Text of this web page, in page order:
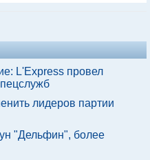
L'Express провел
лидеров партии
"Дельфин", более